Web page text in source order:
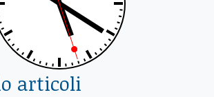
articoli